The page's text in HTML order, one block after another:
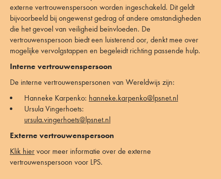
externe vertrouwenspersoon worden ingeschakeld. Dit geldt
bijvoorbeeld bij ongewenst gedrag of andere omstandigheden
die het gevoel van veiligheid beïnvloeden. De
vertrouwenspersoon biedt een luisterend oor, denkt mee over
mogelijke vervolgstappen en begeleidt richting passende hulp.
Interne vertrouwenspersoon
De interne vertrouwenspersonen van Wereldwijs zijn:
Hanneke Karpenko: hanneke.karpenko@lpsnet.nl
Ursula Vingerhoets:
ursula.vingerhoets@lpsnet.nl
Externe vertrouwenspersoon
Klik hier voor meer informatie over de externe
vertrouwenspersoon voor LPS.